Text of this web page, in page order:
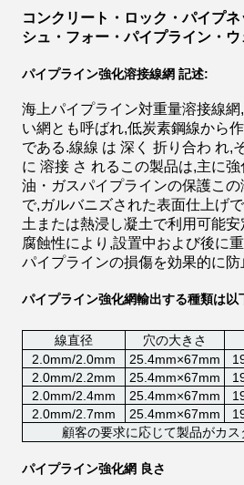
コンクリート・ロック・パイプ
シュ・フォー・パイプライン・
パイプライン強化溶接線網 記述:
海上パイプライン対重量溶接線
い網とも呼ばれ,低炭素鋼線から
である.線線 は 深く 折り合わ れ,
に 溶接 さ れるこの製品は,主に
油・ガスパイプラインの保護こ
で,ガルバニズされた表面仕上げ
土または熱浸し凝土で利用可能
腐蝕性により,設置中および後に
パイプラインの損傷を効果的に防
パイプライン強化網輸出する種類は以
線直径 穴の大きさ
2.0mm/2.0mm
25.4mm×67mm
2.0mm/2.2mm
25.4mm×67mm
2.0mm/2.4mm
25.4mm×67mm
2.0mm/2.7mm
25.4mm×67mm
顧客の要求に応じて製品がカ
パイプライン強化網 良さ